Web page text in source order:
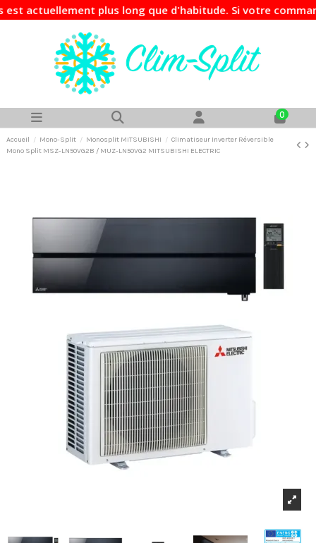
plus long que d'habitude. Si votre commande
0
Accueil Mono-Split Monosplit MITSUBISHI
Climatiseur Inverter Réversible
Mono Split MSZ-LN50VG2B / MUZ-LN50VG2 MITSUBISHI ELECTRIC